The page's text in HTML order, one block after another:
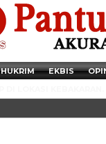
HUKRIM EKBIS